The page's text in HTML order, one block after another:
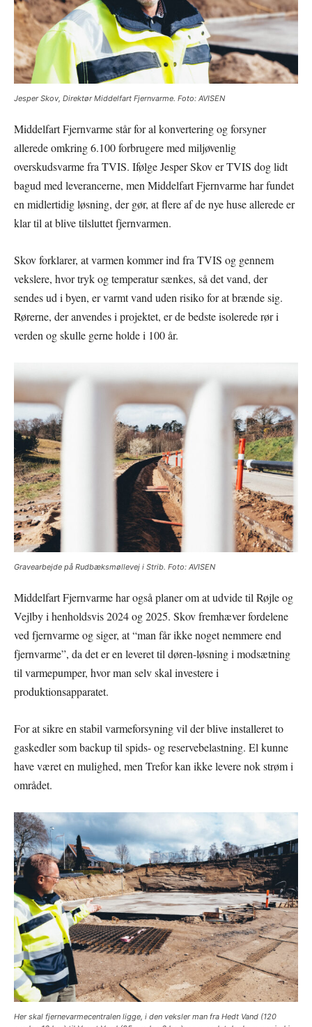
Jesper Skov, Direktør Middelfart Fjernvarme. Foto: AVISEN
Middelfart Fjernvarme står for al konvertering og forsyner
allerede omkring 6.100 forbrugere med miljøvenlig
overskudsvarme fra TVIS. Ifølge Jesper Skov er TVIS dog lidt
bagud med leverancerne, men Middelfart Fjernvarme har fundet
en midlertidig løsning, der gør, at flere af de nye huse allerede er
klar til at blive tilsluttet fjernvarmen.
Skov forklarer, at varmen kommer ind fra TVIS og gennem
vekslere, hvor tryk og temperatur sænkes, så det vand, der
sendes ud i byen, er varmt vand uden risiko for at brænde sig.
Rørerne, der anvendes i projektet, er de bedste isolerede rør i
verden og skulle gerne holde i 100 år.
Gravearbejde på Rudbæksmøllevej i Strib. Foto: AVISEN
Middelfart Fjernvarme har også planer om at udvide til Røjle og
Vejlby i henholdsvis 2024 og 2025. Skov fremhæver fordelene
ved fjernvarme og siger, at “man får ikke noget nemmere end
fjernvarme”, da det er en leveret til døren-løsning i modsætning
til varmepumper, hvor man selv skal investere i
produktionsapparatet.
For at sikre en stabil varmeforsyning vil der blive installeret to
gaskedler som backup til spids- og reservebelastning. El kunne
have været en mulighed, men Trefor kan ikke levere nok strøm i
området.
Her skal fjernevarmecentralen ligge, i den veksler man fra Hedt Vand (120